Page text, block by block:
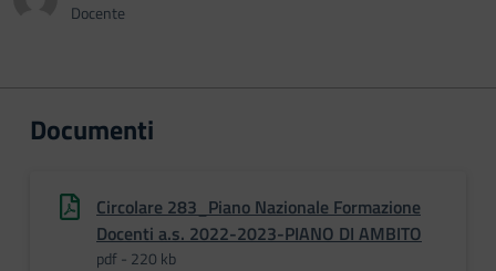
Docente
Documenti
Circolare 283_Piano Nazionale Formazione
Docenti a.s. 2022-2023-PIANO DI AMBITO
pdf - 220 kb